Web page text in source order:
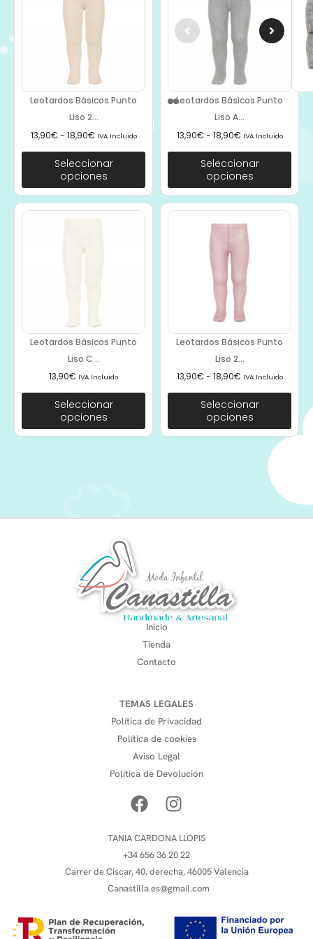
Leotardos Básicos Punto
Liso 2...
13,90€ - 18,90€ IVA Incluido
Seleccionar
opciones
Leotardos Básicos Punto
Liso A...
13,90€ - 18,90€ IVA Incluido
Seleccionar
opciones
Leotardos Básicos Punto
Liso C...
13,90€ IVA Incluido
Seleccionar
opciones
Leotardos Básicos Punto
Liso 2...
13,90€ - 18,90€ IVA Incluido
Seleccionar
opciones
Inicio
Tienda
Contacto
TEMAS LEGALES
Política de Privacidad
Política de cookies
Aviso Legal
Política de Devolución
TANIA CARDONA LLOPIS
+34 656 36 20 22
Carrer de Ciscar, 40, derecha, 46005 Valencia
Canastilla.es@gmail.com